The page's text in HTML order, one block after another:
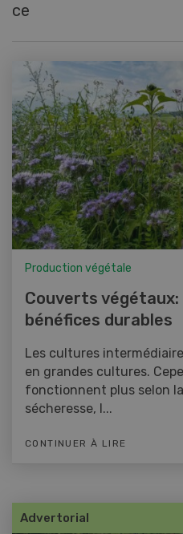
ce
Production végétale
Couverts
bénéfices durables
Les cultures
en grandes cultures.
fonctionnent plus selon
sécheresse, l...
CONTINUER À LIRE
Advertorial